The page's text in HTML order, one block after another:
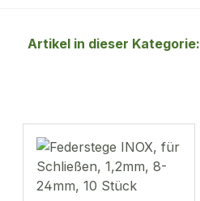
Artikel in dieser Kategorie: